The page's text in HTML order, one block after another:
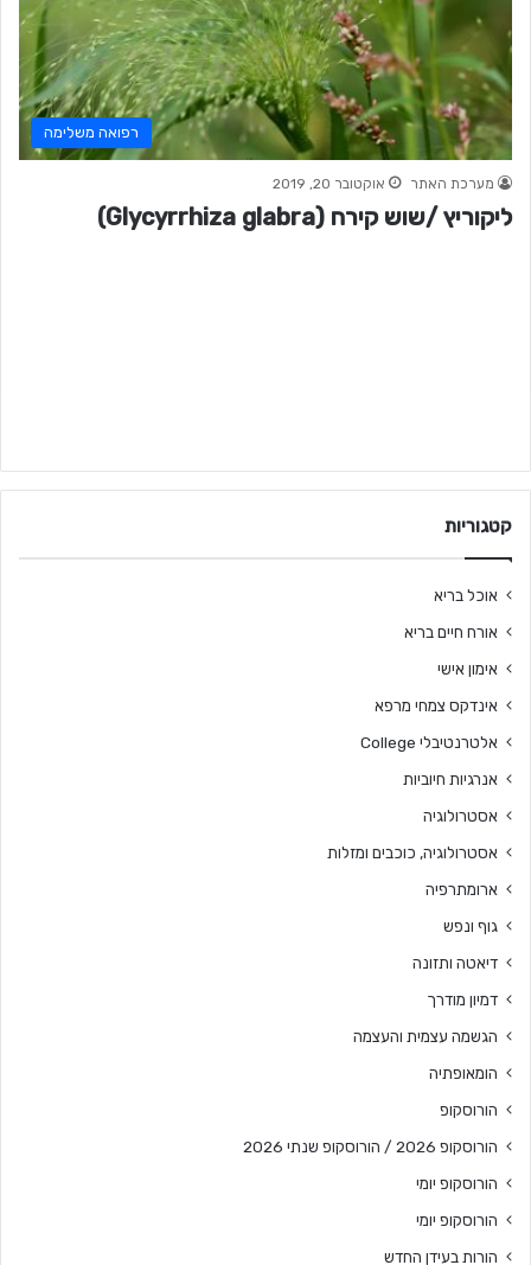
רפואה משלימה
מערכת האתר אוקטובר 20, 2019
ליקוריץ /שוש קירח (Glycyrrhiza glabra)
קטגוריות
אוכל בריא
אורח חיים בריא
אימון אישי
אינדקס צמחי מרפא
אלטרנטיבלי College
אנרגיות חיוביות
אסטרולוגיה
אסטרולוגיה, כוכבים ומזלות
ארומתרפיה
גוף ונפש
דיאטה ותזונה
דמיון מודרך
הגשמה עצמית והעצמה
הומאופתיה
הורוסקופ
הורוסקופ 2026 / הורוסקופ שנתי 2026
הורוסקופ יומי
הורוסקופ יומי
הורות בעידן החדש